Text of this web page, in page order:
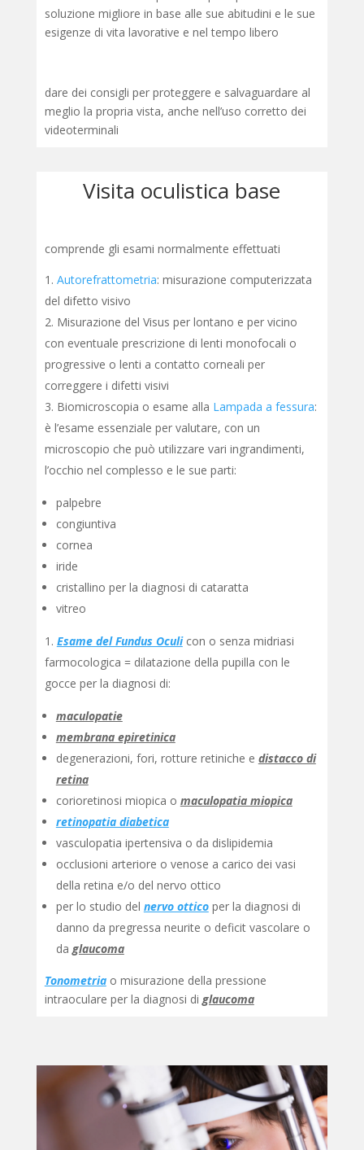
soluzione migliore in base alle sue abitudini e le sue
esigenze di vita lavorative e nel tempo libero
dare dei consigli per proteggere e salvaguardare al
meglio la propria vista, anche nell’uso corretto dei
videoterminali
Visita oculistica base
comprende gli esami normalmente effettuati
Autorefrattometria: misurazione computerizzata
del difetto visivo
Misurazione del Visus per lontano e per vicino
con eventuale prescrizione di lenti monofocali o
progressive o lenti a contatto corneali per
correggere i difetti visivi
Biomicroscopia o esame alla Lampada a fessura:
è l’esame essenziale per valutare, con un
microscopio che può utilizzare vari ingrandimenti,
l’occhio nel complesso e le sue parti:
palpebre
congiuntiva
cornea
iride
cristallino per la diagnosi di cataratta
vitreo
Esame del Fundus Oculicon o senza midriasi
farmocologica = dilatazione della pupilla con le
gocce per la diagnosi di:
maculopatie
membrana epiretinica
degenerazioni, fori, rotture retiniche e distacco di
retina
corioretinosi miopica o maculopatia miopica
retinopatia diabetica
vasculopatia ipertensiva o da dislipidemia
occlusioni arteriore o venose a carico dei vasi
della retina e/o del nervo ottico
per lo studio del nervo otticoper la diagnosi di
danno da pregressa neurite o deficit vascolare o
da glaucoma
Tonometriao misurazione della pressione
intraoculare per la diagnosi di glaucoma